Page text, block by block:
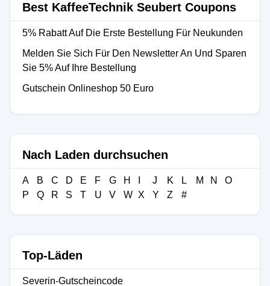
Best KaffeeTechnik Seubert Coupons
5% Rabatt Auf Die Erste Bestellung Für Neukunden
Melden Sie Sich Für Den Newsletter An Und Sparen
Sie 5% Auf Ihre Bestellung
Gutschein Onlineshop 50 Euro
Nach Laden durchsuchen
A B C D E F G H J K L M N
O
P
Q R S T U V W X Y Z #
Top-Läden
Severin-Gutscheincode